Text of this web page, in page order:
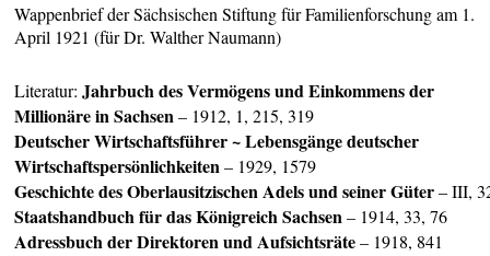
Wappenbrief der Sächsischen Stiftung für Familienforschung am 1.
April 1921 (für Dr. Walther Naumann)
Literatur:Jahrbuch des Vermögens und Einkommens der
Millionäre in Sachsen– 1912, 1, 215, 319
Deutscher Wirtschaftsführer ~ Lebensgänge deutscher
Wirtschaftspersönlichkeiten– 1929, 1579
Geschichte des Oberlausitzischen Adels und seiner Güter– III,
Staatshandbuch für dasKönigreich Sachsen– 1914, 33, 76
Adressbuch der Direktoren und Aufsichtsräte– 1918, 841